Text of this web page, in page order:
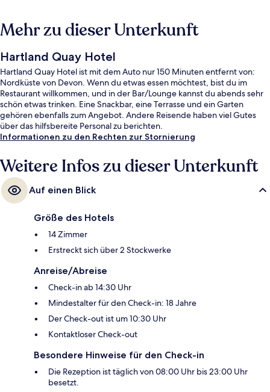
Mehr zu dieser Unterkunft
Hartland Quay Hotel
Hartland Quay Hotel ist mit dem Auto nur 150 Minuten entfernt von:
Nordküste von Devon. Wenn du etwas essen möchtest, bist du im
Restaurant willkommen, und in der Bar/Lounge kannst du abends sehr
schön etwas trinken. Eine Snackbar, eine Terrasse und ein Garten
gehören ebenfalls zum Angebot. Andere Reisende haben viel Gutes
über das hilfsbereite Personal zu berichten.
Informationen zu den Rechten zur Stornierung
Weitere Infos zu dieser Unterkunft
Auf einen Blick
Größe des Hotels
14 Zimmer
Erstreckt sich über 2 Stockwerke
Anreise/Abreise
Check-in ab 14:30 Uhr
Mindestalter für den Check-in: 18 Jahre
Der Check-out ist um 10:30 Uhr
Kontaktloser Check-out
Besondere Hinweise für den Check-in
Die Rezeption ist täglich von 08:00 Uhr bis 23:00 Uhr
besetzt.